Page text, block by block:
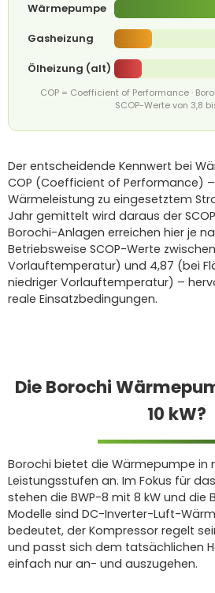
Wärmepumpe
Gasheizung
Ölheizung (alt)
COP = Coefficient of Performance ·
SCOP-Werte von 3,8
Der entscheidende Kennwert bei
COP (Coefficient of Performance)
Wärmeleistung zu eingesetztem
Jahr gemittelt wird daraus der
Borochi-Anlagen erreichen hier je
Betriebsweise SCOP-Werte
Vorlauftemperatur) und 4,87 (bei
niedriger Vorlauftemperatur) –
reale Einsatzbedingungen.
Die Borochi
10 kW?
Borochi bietet die Wärmepumpe in
Leistungsstufen an. Im Fokus für
stehen die BWP-8 mit 8 kW und die
Modelle sind DC-Inverter-Luft-
bedeutet, der Kompressor regelt
und passt sich dem tatsächlichen
einfach nur an- und auszugehen.